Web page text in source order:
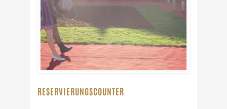
RESERVIERUNGSCOUNTER